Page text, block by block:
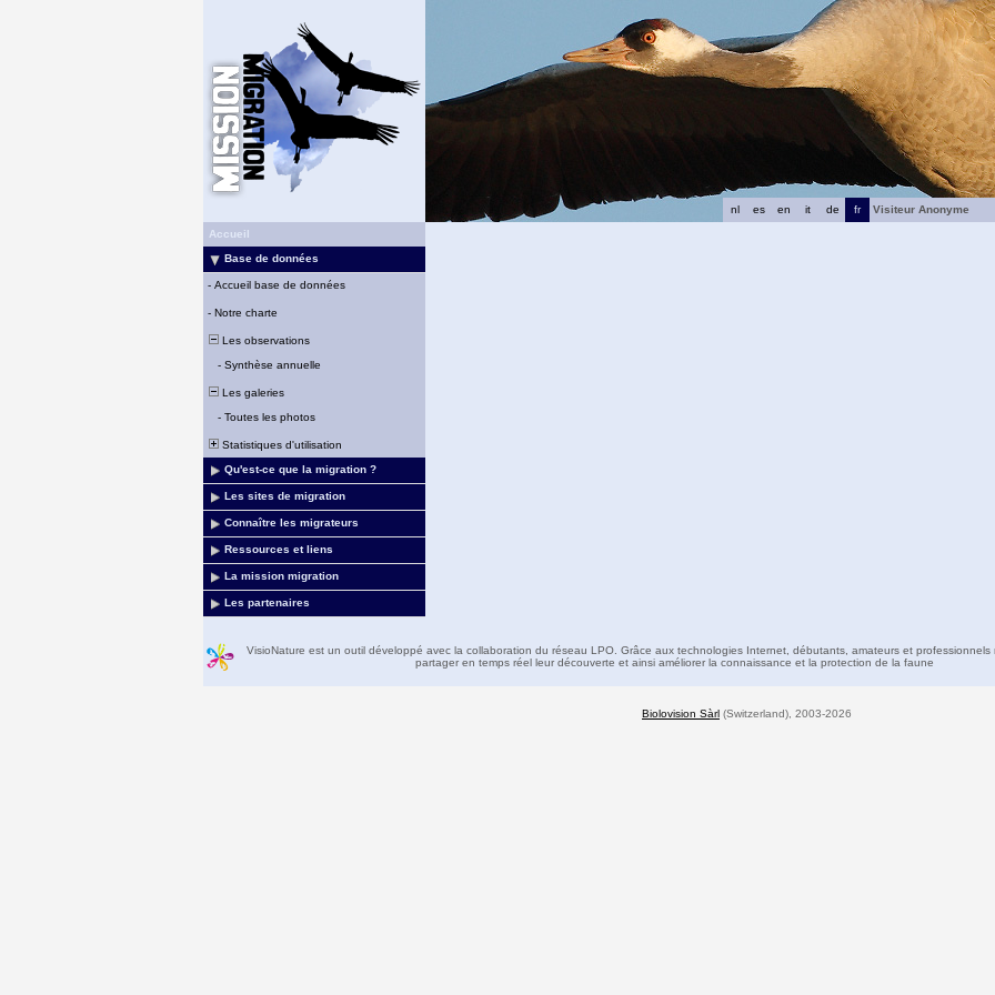
fr
de
it
en
es
nl
Visiteur Anonyme
Accueil
Base de données
- Accueil base de données
- Notre charte
Les observations
- Synthèse annuelle
Les galeries
- Toutes les photos
Statistiques d'utilisation
Qu'est-ce que la migration ?
Les sites de migration
Connaître les migrateurs
Ressources et liens
La mission migration
Les partenaires
VisioNature est un outil développé avec la collaboration du réseau LPO. Grâce aux technologies Internet, débutants, amateurs et professionnels
partager en temps réel leur découverte et ainsi améliorer la connaissance et la protection de la faune
Biolovision Sàrl (Switzerland), 2003-2026